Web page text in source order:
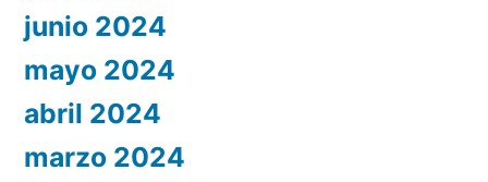
junio 2024
mayo 2024
abril 2024
marzo 2024